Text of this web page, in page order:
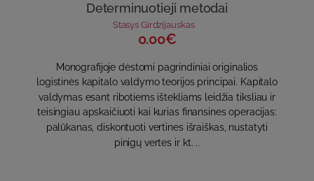
Determinuotieji metodai
Stasys Girdzijauskas
0.00€
Monografijoje dėstomi pagrindiniai originalios
logistinės kapitalo valdymo teorijos principai. Kapitalo
valdymas esant ribotiems ištekliams leidžia tiksliau ir
teisingiau apskaičiuoti kai kurias finansines operacijas:
palūkanas, diskontuoti vertines išraiškas, nustatyti
pinigų vertes ir kt. ..